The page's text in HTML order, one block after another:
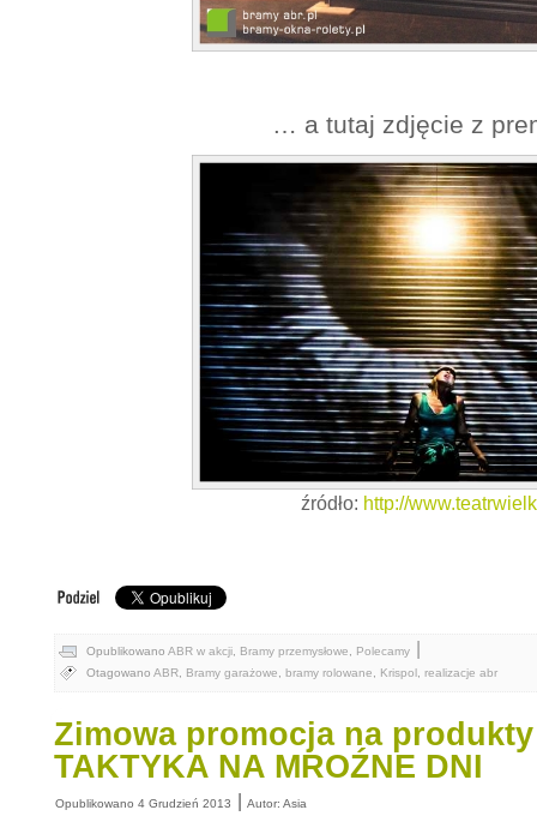
… a tutaj zdjęcie z
źródło: http://
Opublikowano ABR w akcji, Bramy przemysłowe Polecamy |
Otagowano ABR, Bramy garażowe bramy rolowane Krispol, realizacje abr
Zimowa promocja na produkty
TAKTYKA NA MROŹNE DNI
Opublikowano 4 Grudzień 2013 | Autor: Asia